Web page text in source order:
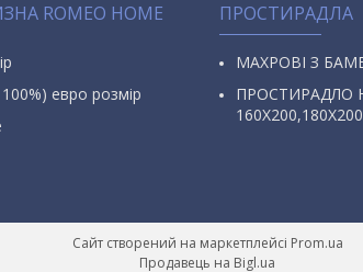
ROMEO HOME
евро розмір
ПРОСТИРАДЛА
МАХРОВІ З
ПРОСТИРАДЛО
160Х200,180Х200
Сайт створений на маркетплейсі Prom.ua
Продавець на Bigl.ua